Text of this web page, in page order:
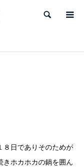
検索
８日でありそのためが
きホカホカの鍋を囲ん